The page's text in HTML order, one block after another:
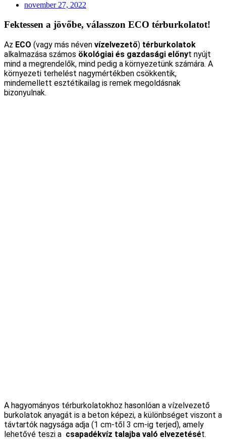
november 27, 2022
Fektessen a jövőbe, válasszon ECO térburkolatot!
Az ECO (vagy más néven vízelvezető) térburkolatok
alkalmazása számos ökológiai és gazdasági előnyt nyújt
mind a megrendelők, mind pedig a környezetünk számára. A
környezeti terhelést nagymértékben csökkentik,
mindemellett esztétikailag is remek megoldásnak
bizonyulnak.
A hagyományos térburkolatokhoz hasonlóan a vízelvezető
burkolatok anyagát is a beton képezi, a különbséget viszont a
távtartók nagysága adja (1 cm-től 3 cm-ig terjed), amely
lehetővé teszi a csapadékvíz talajba való elvezetését.